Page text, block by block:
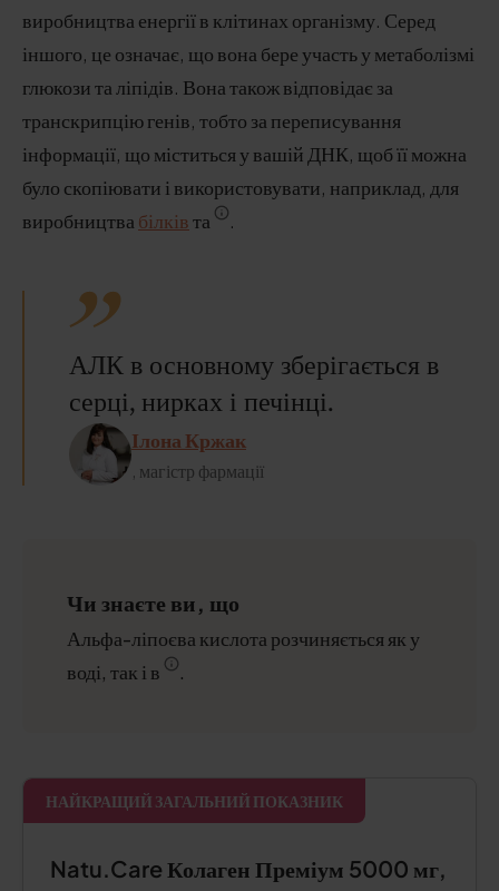
виробництва енергії в клітинах організму. Серед
іншого, це означає, що вона бере участь у метаболізмі
глюкози та ліпідів. Вона також відповідає за
транскрипцію генів, тобто за переписування
інформації, що міститься у вашій ДНК, щоб її можна
було скопіювати і використовувати, наприклад, для
виробництва білківта .
АЛК в основному зберігається в
серці, нирках і печінці.
Ілона Кржак
, магістр фармації
Чи знаєте ви, що
Альфа-ліпоєва кислота розчиняється як у
воді, так і в
.
НАЙКРАЩИЙ ЗАГАЛЬНИЙ ПОКАЗНИК
Natu.Care Колаген Преміум 5000 мг,